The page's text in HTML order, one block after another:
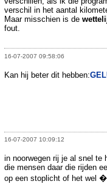
verschil in het aantal
Maar misschien is de
fout.
16-07-2007 09:58:06
Kan hij beter dit hebben:
16-07-2007 10:09:12
in noorwegen rij je al snel te
die mensen daar die rijden
op een stoplicht of het wel